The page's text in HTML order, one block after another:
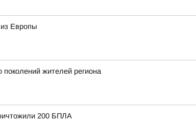
Европы
жителей региона
200 БПЛА